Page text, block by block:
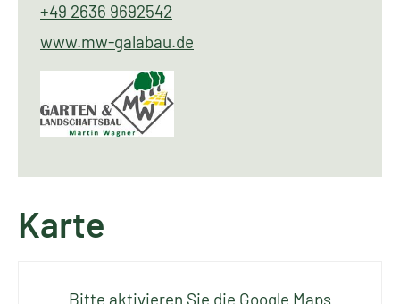
+49 2636 9692542
www.mw-galabau.de
Karte
Bitte aktivieren Sie die Google Maps